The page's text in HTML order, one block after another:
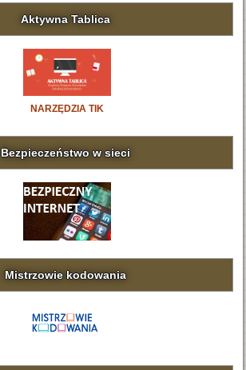
Aktywna Tablica
NARZĘDZIA TIK
Bezpieczeństwo w sieci
Mistrzowie kodowania